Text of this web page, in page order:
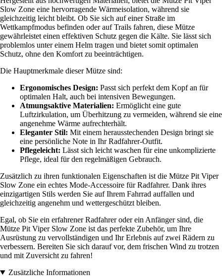
Slow Zone eine hervorragende Wärmeisolation, während sie
gleichzeitig leicht bleibt. Ob Sie sich auf einer Straße im
Wettkampfmodus befinden oder auf Trails fahren, diese Mütze
gewährleistet einen effektiven Schutz gegen die Kälte. Sie lässt sich
problemlos unter einem Helm tragen und bietet somit optimalen
Schutz, ohne den Komfort zu beeinträchtigen.
Die Hauptmerkmale dieser Mütze sind:
Ergonomisches Design: Passt sich perfekt dem Kopf an für
optimalen Halt, auch bei intensiven Bewegungen.
Atmungsaktive Materialien: Ermöglicht eine gute
Luftzirkulation, um Überhitzung zu vermeiden, während sie eine
angenehme Wärme aufrechterhält.
Eleganter Stil: Mit einem herausstechenden Design bringt sie
eine persönliche Note in Ihr Radfahrer-Outfit.
Pflegeleicht: Lässt sich leicht waschen für eine unkomplizierte
Pflege, ideal für den regelmäßigen Gebrauch.
Zusätzlich zu ihren funktionalen Eigenschaften ist die Mütze Pit Viper
Slow Zone ein echtes Mode-Accessoire für Radfahrer. Dank ihres
einzigartigen Stils werden Sie auf Ihrem Fahrrad auffallen und
gleichzeitig angenehm und wettergeschützt bleiben.
Egal, ob Sie ein erfahrener Radfahrer oder ein Anfänger sind, die
Mütze Pit Viper Slow Zone ist das perfekte Zubehör, um Ihre
Ausrüstung zu vervollständigen und Ihr Erlebnis auf zwei Rädern zu
verbessern. Bereiten Sie sich darauf vor, dem frischen Wind zu trotzen
und mit Zuversicht zu fahren!
Zusätzliche Informationen